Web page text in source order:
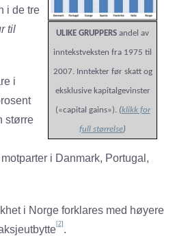
ULIKE GRUPPERS andel av
inntekstveksten fra 1975 til
2007. Inntekter før skatt og
eksklusive kapitalgevinster
(«capital gains»). (klikk for
full størrelse)
i de tre
til
i
større
i Danmark, Portugal,
i Norge forklares med høyere
[2] .